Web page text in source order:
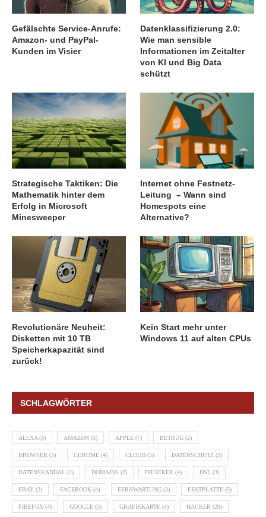
Gefälschte Service-Anrufe:
Amazon- und PayPal-
Kunden im Visier
Datenklassifizierung 2.0:
Wie man sensible
Informationen im Zeitalter
von KI und Big Data
schützt
Strategische Taktiken: Die
Mathematik hinter dem
Erfolg in Microsoft
Minesweeper
Internet ohne Festnetz-
Leitung – Wann sind
Homespots eine
Alternative?
Revolutionäre Neuheit:
Disketten mit 10 TB
Speicherkapazität sind
zurück!
Kein Start mehr unter
Windows 11 auf alten CPUs
SCHLAGWÖRTER
ALEXA (3) AMAZON (5) APPLE (7) BETRUG (2)
BROWSER (3) CHROME (4) CLOUD (5) DATENSCHUTZ (2)
DATENSKANDAL (2) DOMAINS (2) DRUCKER (4) DSL (3)
EBAY (2) FACEBOOK (4) FERNWARTUNG (3) FESTPLATTE (5)
FIREFOX (4) GOOGLE (5) GRAFIKKARTE (4) HACKER (20)